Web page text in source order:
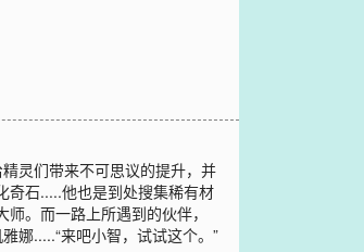
灵们带来不可思议的提升，并
奇石.....他也是到处搜集稀有材
。而一路上所遇到的伙伴，
娜.....“来吧小智，试试这个。”